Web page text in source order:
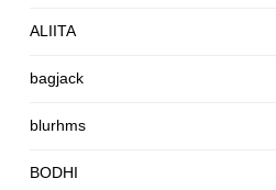
ALIITA
bagjack
blurhms
BODHI